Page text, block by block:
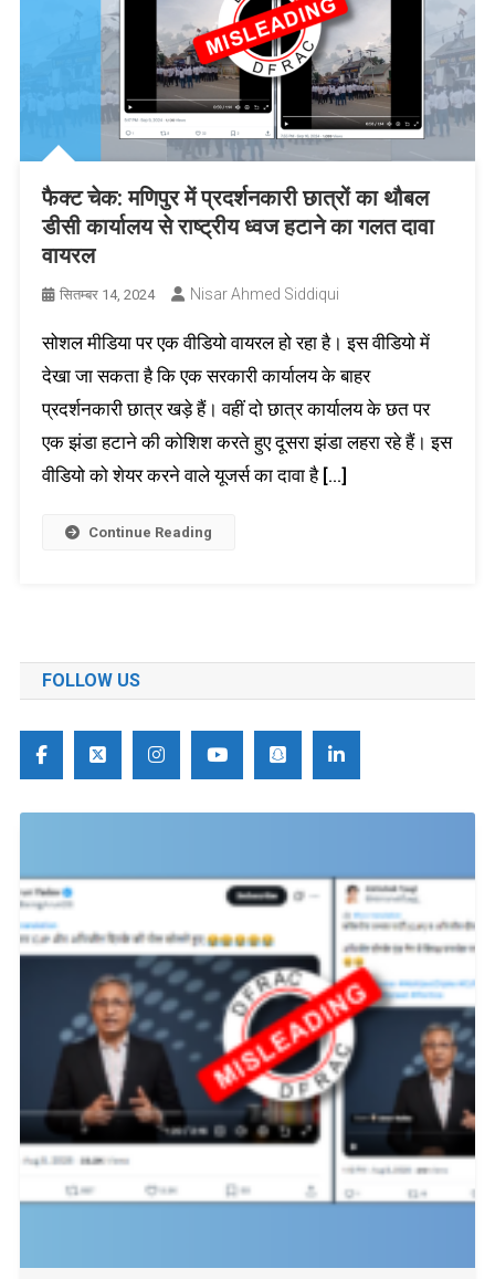
फैक्ट चेक: मणिपुर में प्रदर्शनकारी छात्रों का थौबल
डीसी कार्यालय से राष्ट्रीय ध्वज हटाने का गलत दावा
वायरल
सितम्बर 14, 2024 Nisar Ahmed Siddiqui
सोशल मीडिया पर एक वीडियो वायरल हो रहा है। इस वीडियो में
देखा जा सकता है कि एक सरकारी कार्यालय के बाहर
प्रदर्शनकारी छात्र खड़े हैं। वहीं दो छात्र कार्यालय के छत पर
एक झंडा हटाने की कोशिश करते हुए दूसरा झंडा लहरा रहे हैं। इस
वीडियो को शेयर करने वाले यूजर्स का दावा है […]
Continue Reading
FOLLOW US